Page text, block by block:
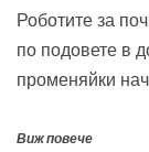
Роботите за
по подовете в
променяйки
Виж повече